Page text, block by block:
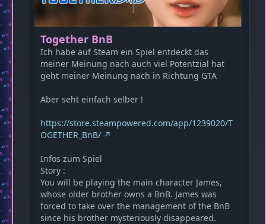
Together BnB
Ich habe auf Steam ein Spiel entdeckt das
meiner Meinung nach auch viel Potentzial hat
geht meiner Meinung nach in Richtung GTA
Aber seht einfach selber !
https://store.steampowered.com/app/1239020/T
OGETHER_BnB/
Infos zum Spiel
Story :
You will be playing the main character James,
whose older brother owns a BnB. James was
forced to take over the management of the BnB
since his brother mysteriously disappeared.